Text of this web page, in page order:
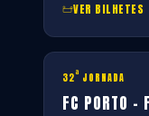
VER BILHETES
32ª JORNADA
FC PORTO –